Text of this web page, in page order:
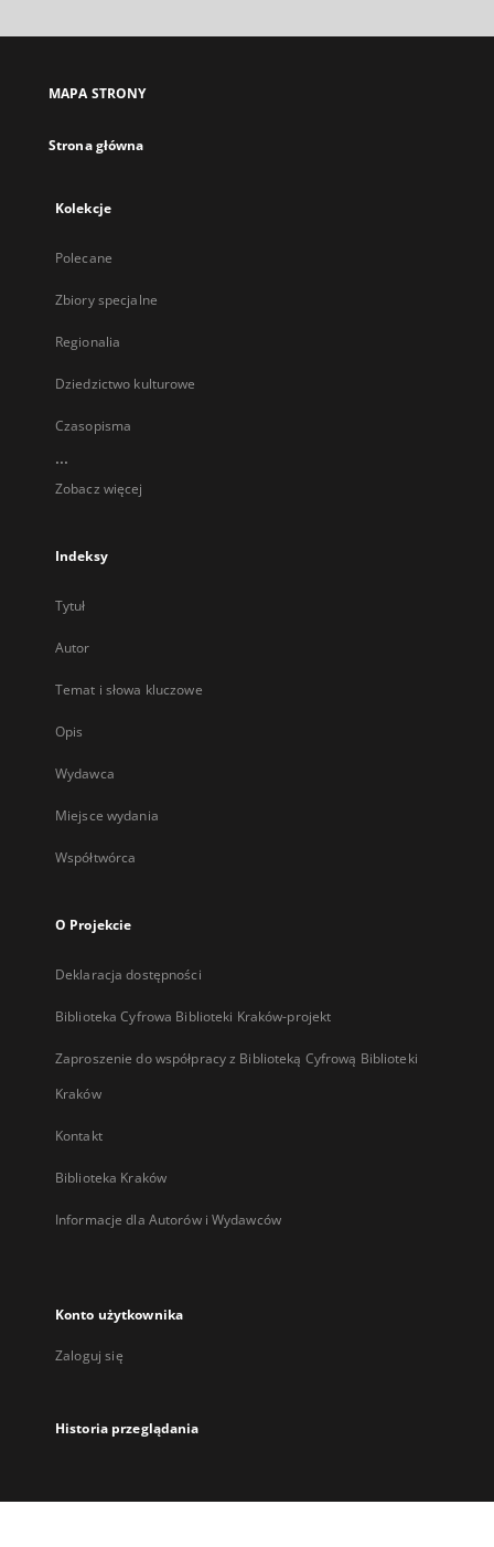
MAPA STRONY
Strona główna
Kolekcje
Polecane
Zbiory specjalne
Regionalia
Dziedzictwo kulturowe
Czasopisma
...
Zobacz więcej
Indeksy
Tytuł
Autor
Temat i słowa kluczowe
Opis
Wydawca
Miejsce wydania
Współtwórca
O Projekcie
Deklaracja dostępności
Biblioteka Cyfrowa Biblioteki Kraków-projekt
Zaproszenie do współpracy z Biblioteką Cyfrową Biblioteki
Kraków
Kontakt
Biblioteka Kraków
Informacje dla Autorów i Wydawców
Konto użytkownika
Zaloguj się
Historia przeglądania